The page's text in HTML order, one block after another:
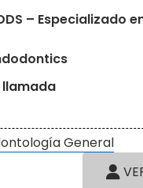
– Especializado
General